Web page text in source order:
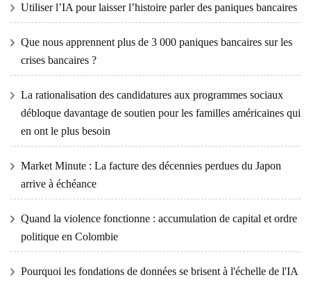
Utiliser l’IA pour laisser l’histoire parler des paniques bancaires
Que nous apprennent plus de 3 000 paniques bancaires sur les
crises bancaires ?
La rationalisation des candidatures aux programmes sociaux
débloque davantage de soutien pour les familles américaines qui
en ont le plus besoin
Market Minute : La facture des décennies perdues du Japon
arrive à échéance
Quand la violence fonctionne : accumulation de capital et ordre
politique en Colombie
Pourquoi les fondations de données se brisent à l'échelle de l'IA